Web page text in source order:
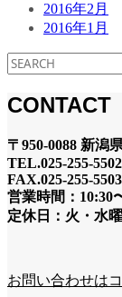
2016年2月
2016年1月
CONTACT
〒950-0088 新潟
TEL.025-255-5502
FAX.025-255-5503
営業時間：10:30
定休日：火・水
お問い合わせは